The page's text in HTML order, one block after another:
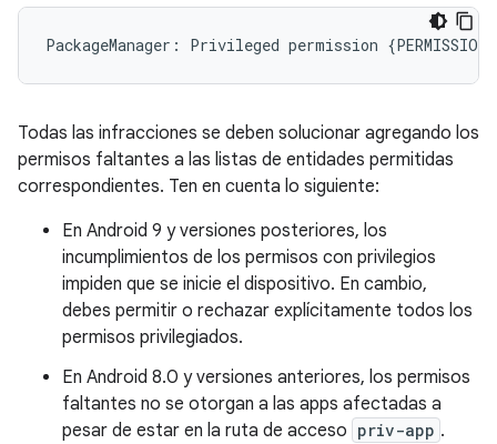
Todas las infracciones se deben solucionar agregando los
permisos faltantes a las listas de entidades permitidas
correspondientes. Ten en cuenta lo siguiente:
En Android 9 y versiones posteriores, los
incumplimientos de los permisos con privilegios
impiden que se inicie el dispositivo. En cambio,
debes permitir o rechazar explícitamente todos los
permisos privilegiados.
En Android 8.0 y versiones anteriores, los permisos
faltantes no se otorgan a las apps afectadas a
pesar de estar en la ruta de acceso priv-app .